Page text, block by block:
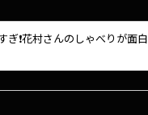
❗花村さんのしゃべりが